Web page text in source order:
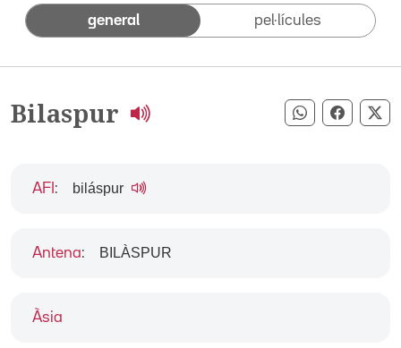
general pel·lícules
Bilaspur Compartir
Àsia
AFI : biláspur
Antena: BILÀSPUR